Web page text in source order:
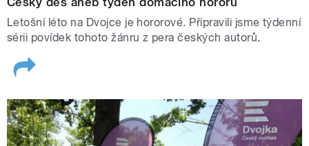
Bavte se s Dvojkou, připravili jsme soutěž i osm kvízů na
webu.
Letošní léto na Dvojce je hororové. Připravili jsme týdenní
sérii povídek tohoto žánru z pera českých autorů.